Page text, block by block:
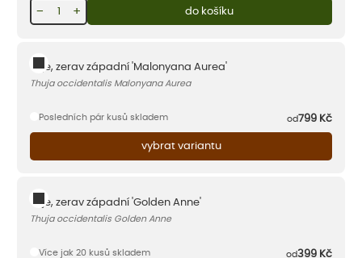
+
− do košíku
Túje, zerav západní 'Malonyana Aurea'
Thuja occidentalis Malonyana Aurea
Posledních pár kusů skladem od799 Kč
vybrat variantu
Túje, zerav západní 'Golden Anne'
Thuja occidentalis Golden Anne
Více jak 20 kusů skladem od399 Kč